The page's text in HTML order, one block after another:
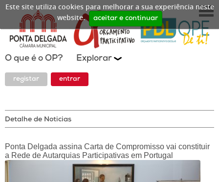
Este site utiliza cookies para melhorar a sua experiência neste
website.
aceitar e continuar
O que é o OP? Explorar
registar entrar
Detalhe de Noticias
Ponta Delgada assina Carta de Compromisso vai constituir
a Rede de Autarquias Participativas em Portugal